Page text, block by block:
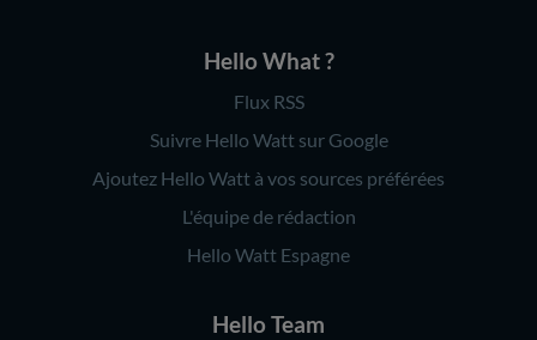
Hello What ?
Flux RSS
Suivre Hello Watt sur Google
Ajoutez Hello Watt à vos sources préférées
L'équipe de rédaction
Hello Watt Espagne
Hello Team